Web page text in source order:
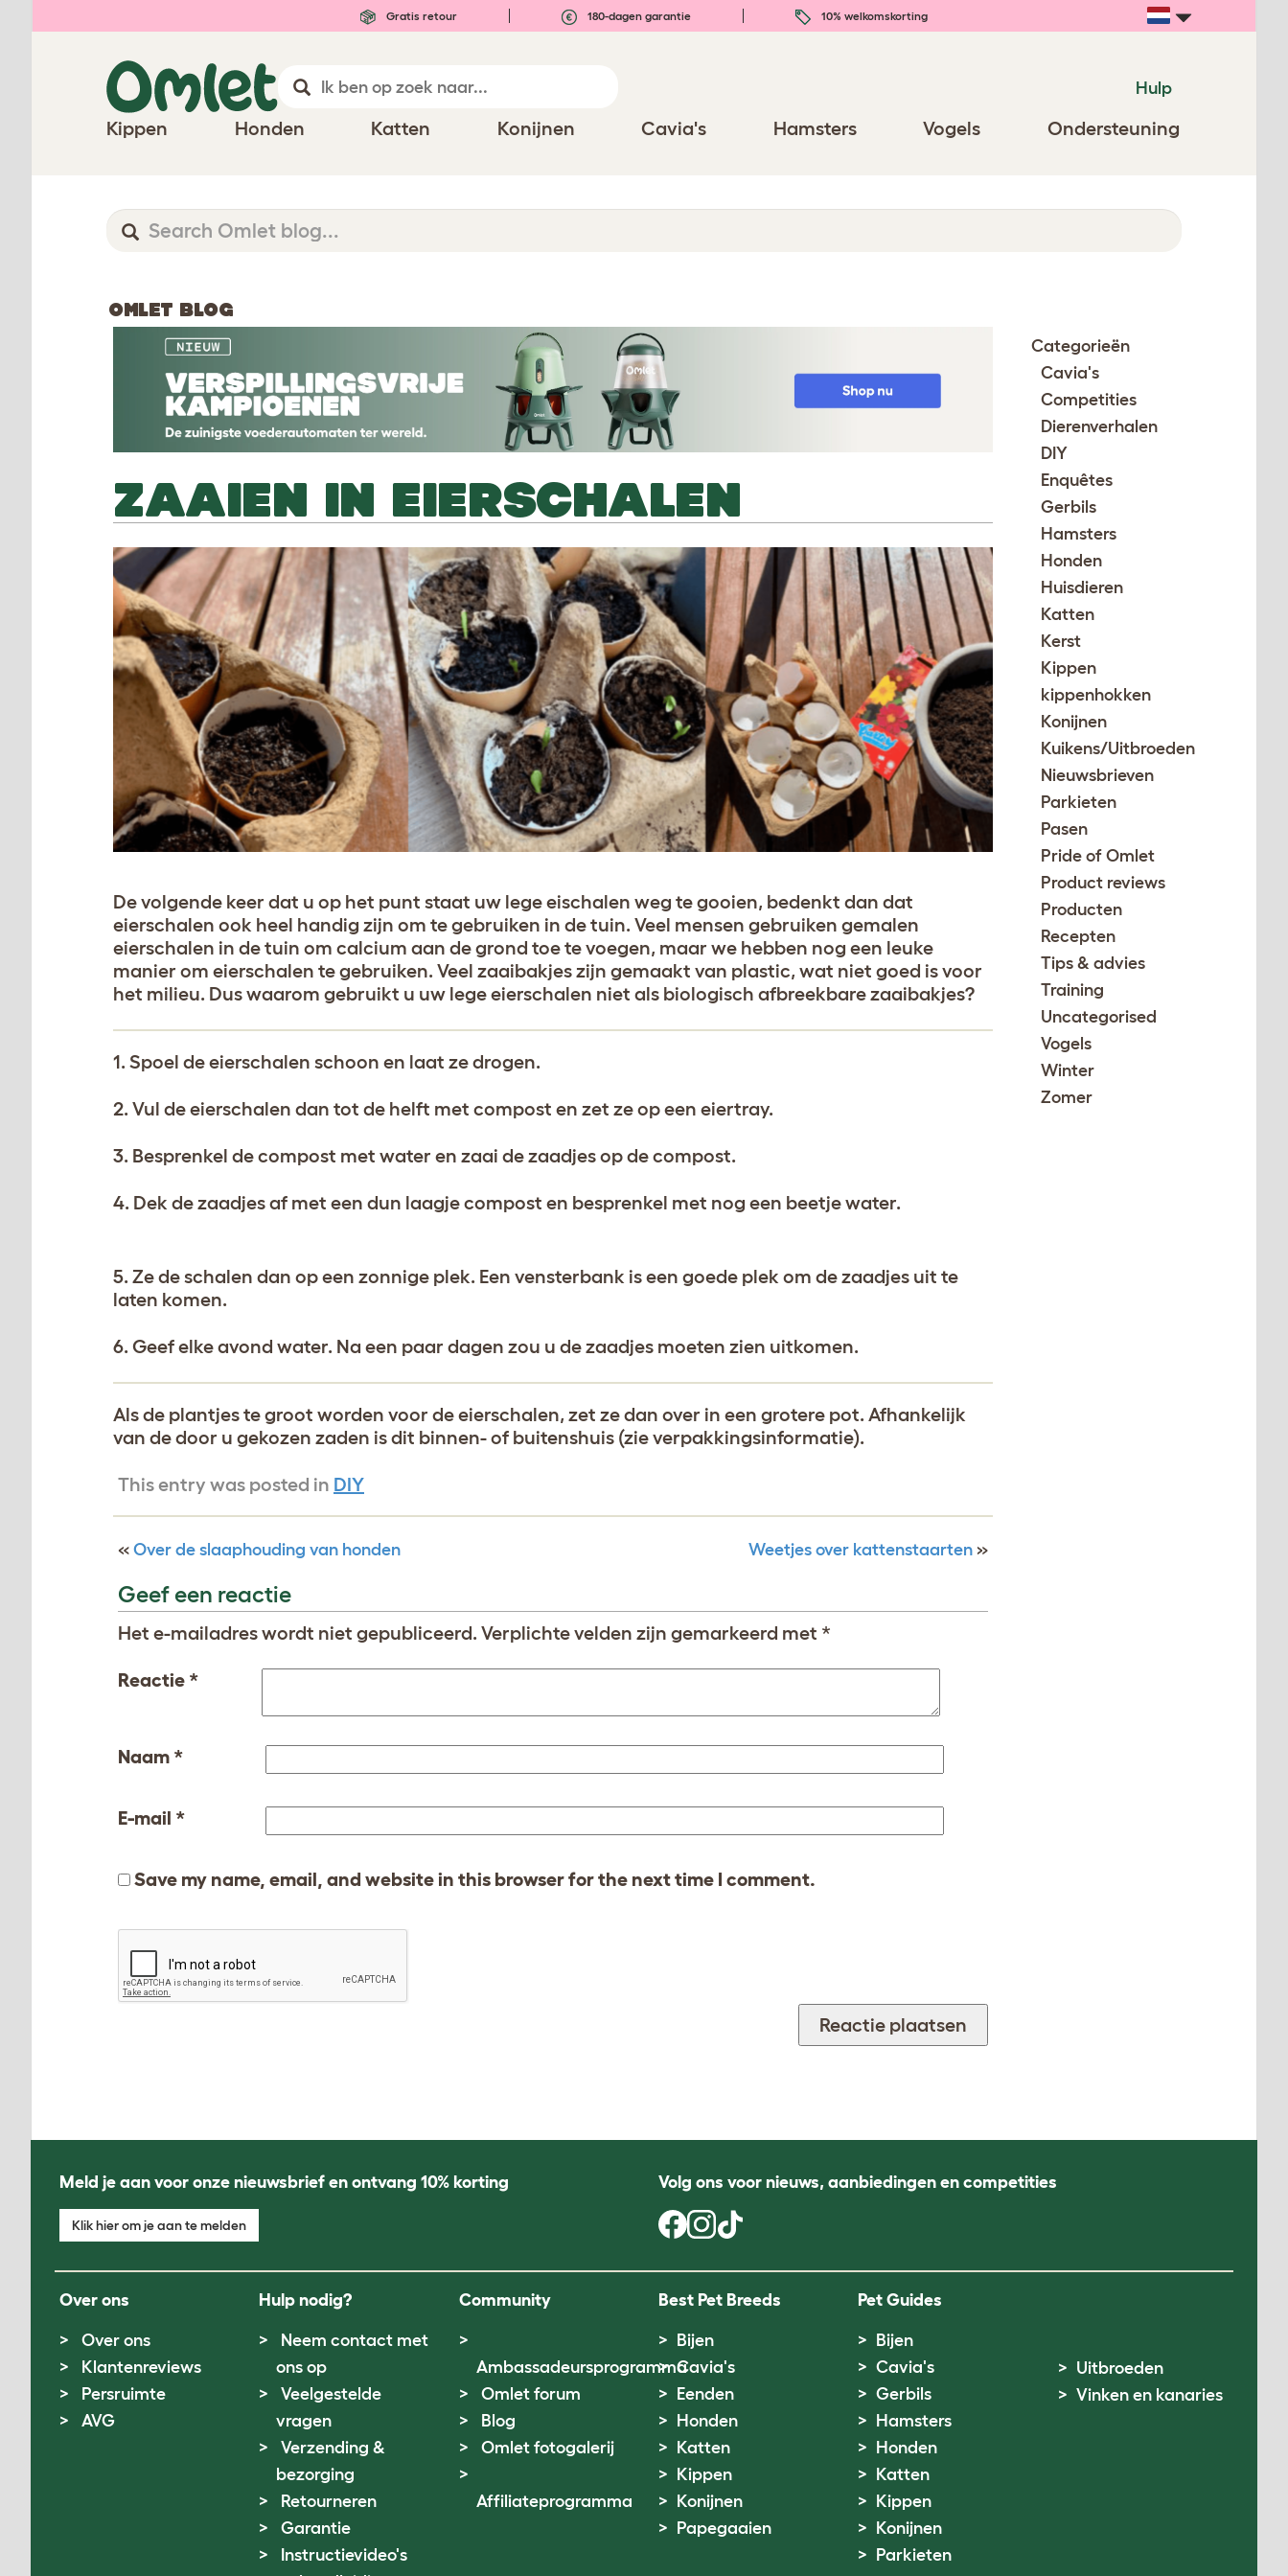
Gratis retour 180-dagen garantie 10% welkomskorting
Hulp
Kippen Honden Katten Konijnen Cavia's Hamsters Vogels Ondersteuning
OMLET BLOG
ZAAIEN IN EIERSCHALEN
De volgende keer dat u op het punt staat uw lege eischalen weg te gooien, bedenkt dan dat
eierschalen ook heel handig zijn om te gebruiken in de tuin. Veel mensen gebruiken gemalen
eierschalen in de tuin om calcium aan de grond toe te voegen, maar we hebben nog een leuke
manier om eierschalen te gebruiken. Veel zaaibakjes zijn gemaakt van plastic, wat niet goed is voor
het milieu. Dus waarom gebruikt u uw lege eierschalen niet als biologisch afbreekbare zaaibakjes?
1. Spoel de eierschalen schoon en laat ze drogen.
2. Vul de eierschalen dan tot de helft met compost en zet ze op een eiertray.
3. Besprenkel de compost met water en zaai de zaadjes op de compost.
4. Dek de zaadjes af met een dun laagje compost en besprenkel met nog een beetje water.
5. Ze de schalen dan op een zonnige plek. Een vensterbank is een goede plek om de zaadjes uit te
laten komen.
6. Geef elke avond water. Na een paar dagen zou u de zaadjes moeten zien uitkomen.
Als de plantjes te groot worden voor de eierschalen, zet ze dan over in een grotere pot. Afhankelijk
van de door u gekozen zaden is dit binnen- of buitenshuis (zie verpakkingsinformatie).
This entry was posted in DIY
« Over de slaaphouding van honden Weetjes over kattenstaarten »
Geef een reactie
Het e-mailadres wordt niet gepubliceerd. Verplichte velden zijn gemarkeerd met *
Reactie *
Naam *
E-mail *
Save my name, email, and website in this browser for the next time I comment.
Categorieën
Cavia's
Competities
Dierenverhalen
DIY
Enquêtes
Gerbils
Hamsters
Honden
Huisdieren
Katten
Kerst
Kippen
kippenhokken
Konijnen
Kuikens/Uitbroeden
Nieuwsbrieven
Parkieten
Pasen
Pride of Omlet
Product reviews
Producten
Recepten
Tips & advies
Training
Uncategorised
Vogels
Winter
Zomer
Meld je aan voor onze nieuwsbrief en ontvang 10% korting
Klik hier om je aan te melden
Volg ons voor nieuws, aanbiedingen en competities
Over ons
Over ons
Klantenreviews
Persruimte
AVG
Hulp nodig?
Neem contact met
ons op
Veelgestelde
vragen
Verzending &
bezorging
Retourneren
Garantie
Instructievideo's
Community
Ambassadeursprogramma
Omlet forum
Blog
Omlet fotogalerij
Affiliateprogramma
Best Pet Breeds
Bijen
Cavia's
Eenden
Honden
Katten
Kippen
Konijnen
Papegaaien
Pet Guides
Bijen
Cavia's
Gerbils
Hamsters
Honden
Katten
Kippen
Konijnen
Parkieten
Uitbroeden
Vinken en kanaries